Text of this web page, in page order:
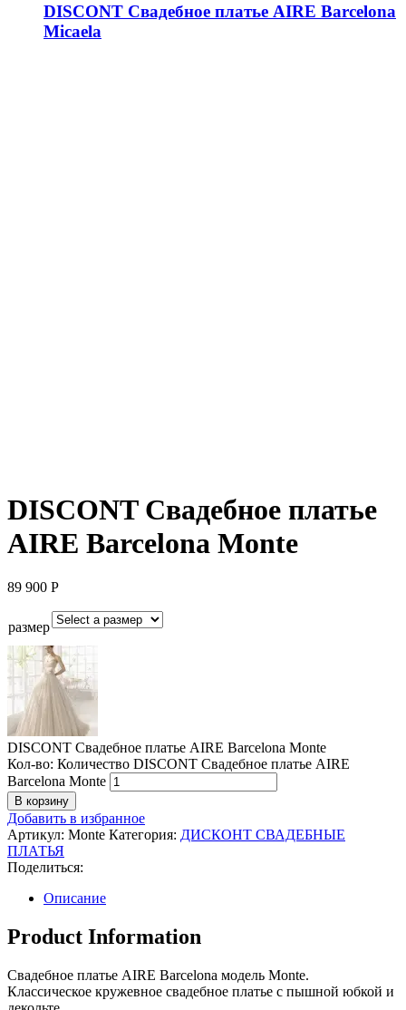
DISCONT Свадебное платье AIRE Barcelona
Micaela
DISCONT Свадебное платье
AIRE Barcelona Monte
89 900 Р
размер
DISCONT Свадебное платье AIRE Barcelona Monte
Кол-во: Количество DISCONT Свадебное платье AIRE
Barcelona Monte
В корзину
Добавить в избранное
Артикул: Monte Категория: ДИСКОНТ СВАДЕБНЫЕ
ПЛАТЬЯ
Поделиться:
Описание
Product Information
Свадебное платье AIRE Barcelona модель Monte.
Классическое кружевное свадебное платье с пышной юбкой и